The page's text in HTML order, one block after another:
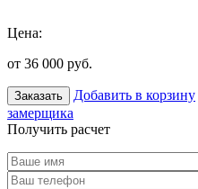
Цена:
от 36 000 руб.
Заказать Добавить в корзину
замерщика
Получить расчет